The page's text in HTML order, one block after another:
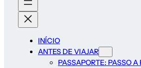
INÍCIO
ANTES DE VIAJAR
PASSAPORTE: PASSO A